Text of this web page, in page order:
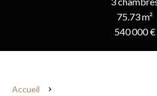
75.73 m²
540 000 €
Accueil